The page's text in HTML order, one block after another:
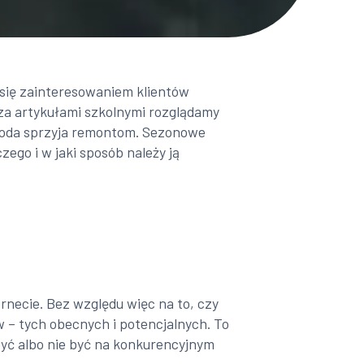
zainteresowaniem klientów
artykułami szkolnymi rozglądamy
sprzyja remontom. Sezonowe
i w jaki sposób należy ją
Bez względu więc na to, czy
– tych obecnych i potencjalnych. To
albo nie być na konkurencyjnym